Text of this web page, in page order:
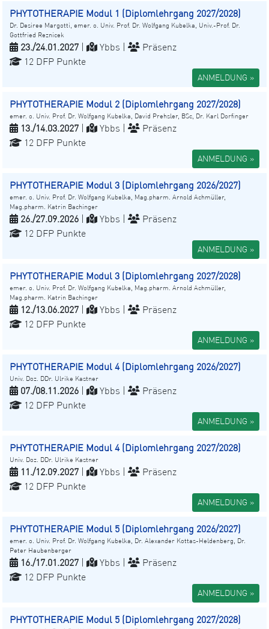
PHYTOTHERAPIE Modul 1 (Diplomlehrgang 2027/2028)
Dr. Desiree Margotti, emer. o. Univ. Prof. Dr. Wolfgang Kubelka, Univ.-Prof. Dr.
Gottfried Reznicek
23./24.01.2027 Ybbs |
Präsenz
12 DFP Punkte
ANMELDUNG »
PHYTOTHERAPIE Modul 2 (Diplomlehrgang 2027/2028)
emer. o. Univ. Prof. Dr. Wolfgang Kubelka, David Prehsler, BSc, Dr. Karl Dorfinger
13./14.03.2027 Ybbs |
Präsenz
12 DFP Punkte
ANMELDUNG »
PHYTOTHERAPIE Modul 3 (Diplomlehrgang 2026/2027)
emer. o. Univ. Prof. Dr. Wolfgang Kubelka, Mag.pharm. Arnold Achmüller,
Mag.pharm. Katrin Bachinger
26./27.09.2026 Ybbs |
Präsenz
12 DFP Punkte
ANMELDUNG »
PHYTOTHERAPIE Modul 3 (Diplomlehrgang 2027/2028)
emer. o. Univ. Prof. Dr. Wolfgang Kubelka, Mag.pharm. Arnold Achmüller,
Mag.pharm. Katrin Bachinger
12./13.06.2027 Ybbs |
Präsenz
12 DFP Punkte
ANMELDUNG »
PHYTOTHERAPIE Modul 4 (Diplomlehrgang 2026/2027)
Univ. Doz. DDr. Ulrike Kastner
07./08.11.2026 Ybbs |
Präsenz
12 DFP Punkte
ANMELDUNG »
PHYTOTHERAPIE Modul 4 (Diplomlehrgang 2027/2028)
Univ. Doz. DDr. Ulrike Kastner
11./12.09.2027 Ybbs |
Präsenz
12 DFP Punkte
ANMELDUNG »
PHYTOTHERAPIE Modul 5 (Diplomlehrgang 2026/2027)
emer. o. Univ. Prof. Dr. Wolfgang Kubelka, Dr. Alexander Kottas-Heldenberg, Dr.
Peter Haubenberger
16./17.01.2027 Ybbs |
Präsenz
12 DFP Punkte
ANMELDUNG »
PHYTOTHERAPIE Modul 5 (Diplomlehrgang 2027/2028)